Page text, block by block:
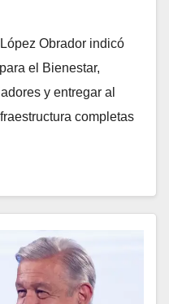
Obrador indicó
el Bienestar,
y entregar al
completas